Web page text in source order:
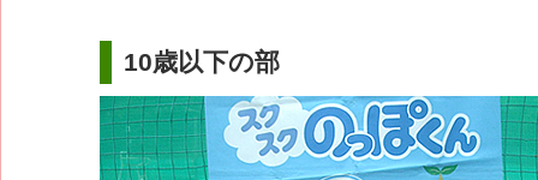
10歳以下の部